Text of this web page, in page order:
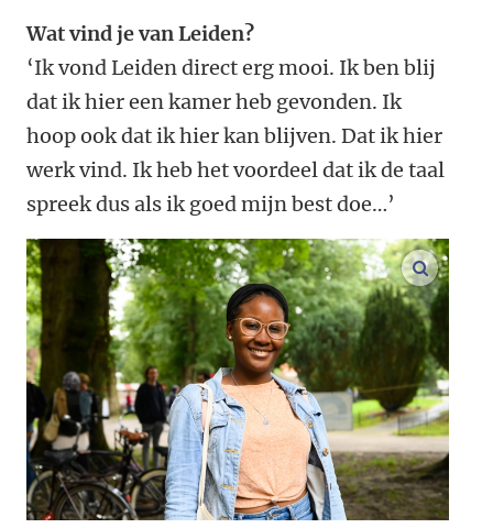
Wat vind je van Leiden?
‘Ik vond Leiden direct erg mooi. Ik ben blij
dat ik hier een kamer heb gevonden. Ik
hoop ook dat ik hier kan blijven. Dat ik hier
werk vind. Ik heb het voordeel dat ik de taal
spreek dus als ik goed mijn best doe…’